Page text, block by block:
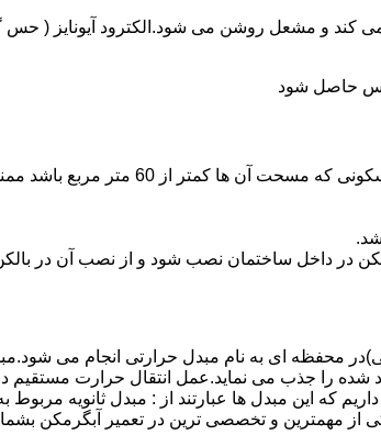
و مشعل روشن می شود.الکترود آیونایز ( حس
حاصل شود
نصب وسایل گاز سوز پر مصرف مانند
در داخل ساختمان نصب شود و از نصب آن در
محفظه ای به نام مبدل حرارتی انجام می
شده را جذب می نماید.عمل انتقال حرارت
که این مبدل ها عبارتند از : مبدل ثانویه
از مهمترین و تخصصی ترین در تعمیر آبگرمکن